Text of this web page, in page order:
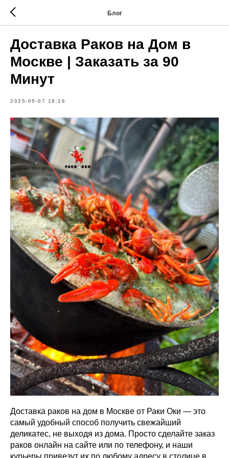
Блог
Доставка Раков на Дом в
Москве | Заказать за 90
Минут
2025-09-07 18:16
Доставка раков на дом в Москве от Раки Оки — это
самый удобный способ получить свежайший
деликатес, не выходя из дома. Просто сделайте заказ
раков онлайн на сайте или по телефону, и наши
курьеры привезут их по любому адресу в столице в